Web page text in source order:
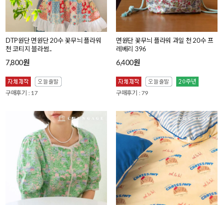
DTP원단 면원단 20수 꽃무늬 플라워
천 코티지 블라썸..
7,800원
구매후기 : 17
면원단 꽃무늬 플라워 과일 천 20수 프
레베리 396
6,400원
구매후기 : 79